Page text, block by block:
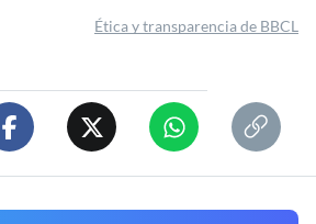
Ética y transparencia de BBCL